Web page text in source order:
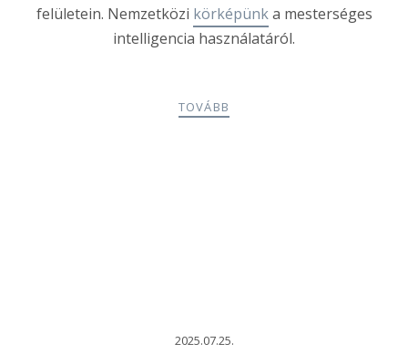
felületein. Nemzetközi körképünka mesterséges
intelligencia használatáról.
TOVÁBB
2025.07.25.